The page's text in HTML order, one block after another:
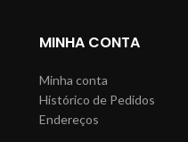
MINHA CONTA
Minha conta
Histórico de Pedidos
Endereços